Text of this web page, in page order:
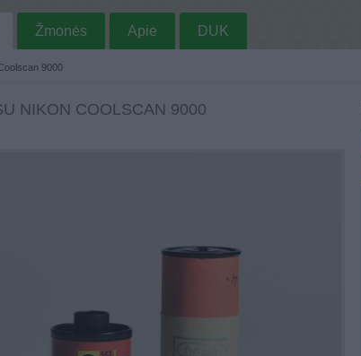
Žmonės Apie DUK
9000
NIKON COOLSCAN 9000